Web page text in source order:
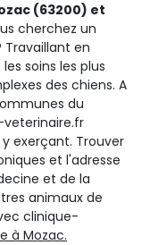
(63200) et
cherchez un
Travaillant en
soins les plus
des chiens. A
du
exerçant. Trouver
et l'adresse
et de la
animaux de
clinique-
à Mozac.